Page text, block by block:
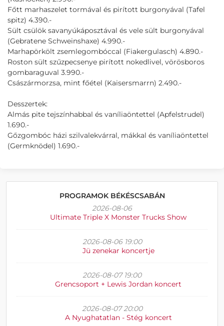
Főtt marhaszelet tormával és pirított burgonyával (Tafel
spitz) 4.390.-
Sült csülök savanyúkáposztával és vele sült burgonyával
(Gebratene Schweinshaxe) 4.990.-
Marhapörkölt zsemlegombóccal (Fiakergulasch) 4.890.-
Roston sült szűzpecsenye pirított nokedlivel, vörösboros
gombaraguval 3.990.-
Császármorzsa, mint főétel (Kaisersmarrn) 2.490.-
Desszertek:
Almás pite tejszínhabbal és vaníliaöntettel (Apfelstrudel)
1.690.-
Gőzgombóc házi szilvalekvárral, mákkal és vaníliaöntettel
(Germknödel) 1.690.-
PROGRAMOK BÉKÉSCSABÁN
2026-08-06
Ultimate Triple X Monster Trucks Show
2026-08-06 19:00
Jü zenekar koncertje
2026-08-07 19:00
Grencsoport + Lewis Jordan koncert
2026-08-07 20:00
A Nyughatatlan - Stég koncert